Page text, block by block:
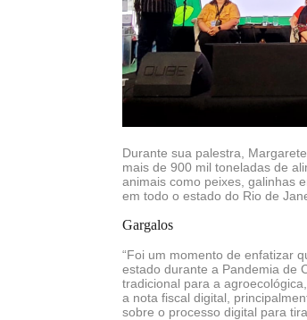
Durante sua palestra,
mais de 900 mil toneladas de
animais como peixes, galinhas
em todo o estado do Rio de
Gargalos
“Foi um momento de enfatizar
estado durante a Pandemia de
tradicional para a
a nota fiscal digital,
sobre o processo digital para